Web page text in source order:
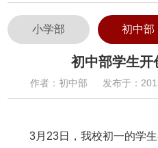
小学部 初中部
初中部学生开
作者：初中部 发布于：
3月 23日，我校初一的学